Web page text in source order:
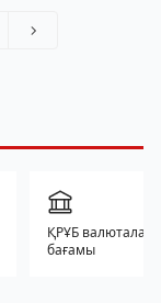
ҚРҰБ валюталар
бағамы